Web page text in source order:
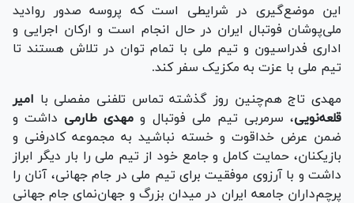
این موضع‌گیری در شرایطی است که پروسه صدور روادید
ملی‌پوشان فوتبال ایران در حال انجام است و ارکان اجرایی و
اداری فدراسیون و تیم ملی با تمام توان در تلاش هستند تا
تیم ملی با عزت به مکزیک سفر کند.
مهدی تاج هم‌چنین روز گذشته تماس تلفنی مفصلی با امیر
قلعه‌نویی، سرمربی تیم ملی فوتبال ومهدی طارمی داشت و
ضمن عرض خداقوت و خسته نباشید به مجموعه کادرفنی و
بازیکنان، حمایت کامل و جامع خود از تیم ملی را بار دیگر ابراز
داشت و با آرزوی موفقیت برای تیم ملی در جام جهانی، آنان را
پرچم‌داران جامعه ایران در میدان بزرگ و جهان‌نمای جام جهانی